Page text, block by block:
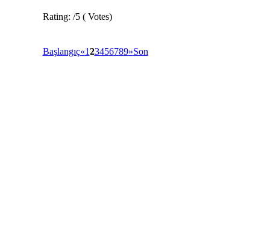
Rating: /5 ( Votes)
Başlangıç«123456789»Son